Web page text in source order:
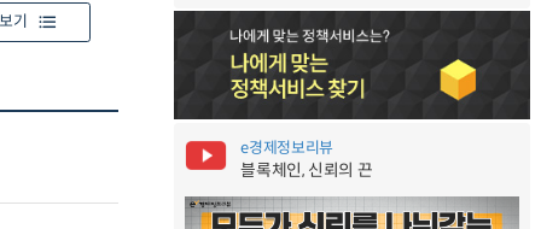
기
e경제정보리뷰
블록체인, 신뢰의 끈